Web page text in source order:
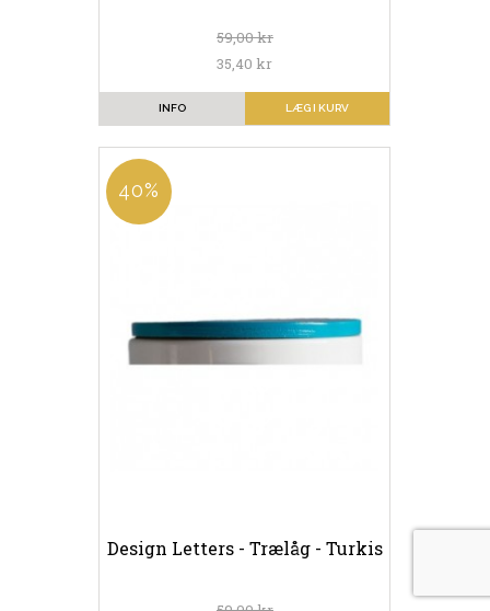
59,00 kr
35,40 kr
LÆG I KURV
INFO
40%
Design Letters - Trælåg - Turkis